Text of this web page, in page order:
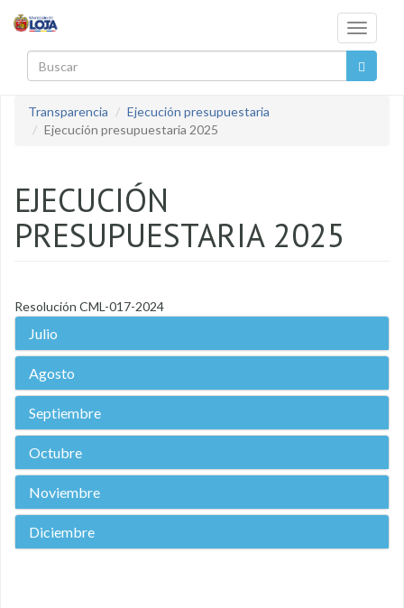
Toggle
Transparencia
Ejecución presupuestaria
Ejecución presupuestaria 2025
EJECUCIÓN
PRESUPUESTARIA 2025
Resolución CML-017-2024
Julio
Agosto
Septiembre
Octubre
Noviembre
Diciembre